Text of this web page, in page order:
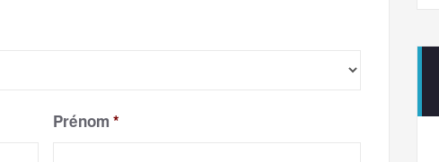
Prénom *